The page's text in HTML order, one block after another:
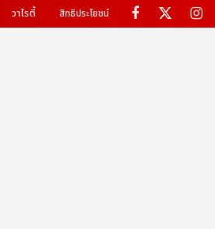
วาไรตี้ สิทธิประโยชน์